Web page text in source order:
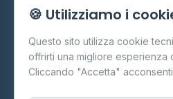
Cos'è il GPL
FAQ
Contatti
🍪 Utilizziamo i
Questo sito utilizza cookie
offrirti una migliore esperienza
Cliccando "Accetta"